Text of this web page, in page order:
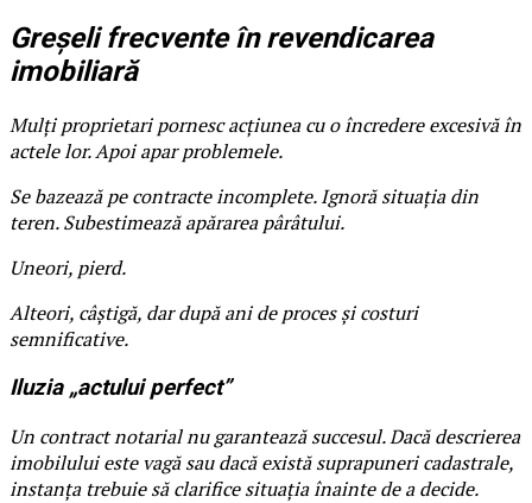
Greșeli frecvente în revendicarea
imobiliară
Mulți proprietari pornesc acțiunea cu o încredere excesivă în
actele lor. Apoi apar problemele.
Se bazează pe contracte incomplete. Ignoră situația din
teren. Subestimează apărarea pârâtului.
Uneori, pierd.
Alteori, câștigă, dar după ani de proces și costuri
semnificative.
Iluzia „actului perfect”
Un contract notarial nu garantează succesul. Dacă descrierea
imobilului este vagă sau dacă există suprapuneri cadastrale,
instanța trebuie să clarifice situația înainte de a decide.